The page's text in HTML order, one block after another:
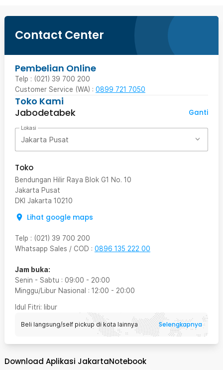
Contact Center
Pembelian Online
Telp : (021) 39 700 200
Customer Service (WA) : 0899 721 7050
Toko Kami
Jabodetabek
Ganti
Lokasi
Jakarta Pusat
Toko
Bendungan Hilir Raya Blok G1 No. 10
Jakarta Pusat
DKI Jakarta 10210
Lihat google maps
Telp : (021) 39 700 200
Whatsapp Sales / COD : 0896 135 222 00
Jam buka:
Senin - Sabtu : 09:00 - 20:00
Minggu/Libur Nasional : 12:00 - 20:00
Idul Fitri: libur
Beli langsung/self pickup di kota lainnya Selengkapnya
Download Aplikasi JakartaNotebook